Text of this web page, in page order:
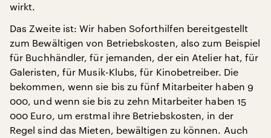
wirkt.
Das Zweite ist: Wir haben Soforthilfen bereitgestellt
zum Bewältigen von Betriebskosten, also zum Beispiel
für Buchhändler, für jemanden, der ein Atelier hat, für
Galeristen, für Musik-Klubs, für Kinobetreiber. Die
bekommen, wenn sie bis zu fünf Mitarbeiter haben 9
000, und wenn sie bis zu zehn Mitarbeiter haben 15
000 Euro, um erstmal ihre Betriebskosten, in der
Regel sind das Mieten, bewältigen zu können. Auch